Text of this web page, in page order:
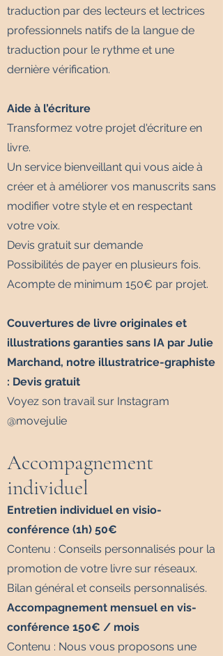
traduction par des lecteurs et lectrices
professionnels natifs de la langue de
traduction pour le rythme et une
dernière vérification.
Aide à l’écriture
Transformez votre projet d'écriture en
livre.
Un service bienveillant qui vous aide à
créer et à améliorer vos manuscrits sans
modifier votre style et en respectant
votre voix.
Devis gratuit sur demande
Possibilités de payer en plusieurs fois.
Acompte de minimum 150€ par projet.
Couvertures de livre originales et
illustrations garanties sans IA par Julie
Marchand, notre illustratrice-graphiste
: Devis gratuit
​Voyez son travail sur Instagram
@movejulie
Accompagnement
individuel
Entretien individuel en visio-
conférence (1h) 50€
Contenu : Conseils personnalisés pour la
promotion de votre livre sur réseaux.​
Bilan général et conseils personnalisés.
Accompagnement mensuel en vis-
conférence 150€ / mois
Contenu : Nous vous proposons une